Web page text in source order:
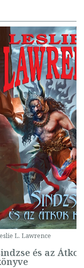
L. Lawrence
és az Átkok